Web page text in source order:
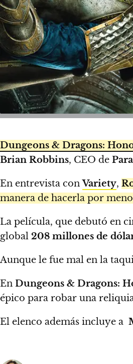
Dungeons & Dragons:
Brian Robbins, CEO de
En entrevista conVariety,
manera de hacerla por
La película, que debutó en
global 208 millones de
Aunque le fue mal en la
En Dungeons & Dragons:
épico para robar una
El elenco además incluye a